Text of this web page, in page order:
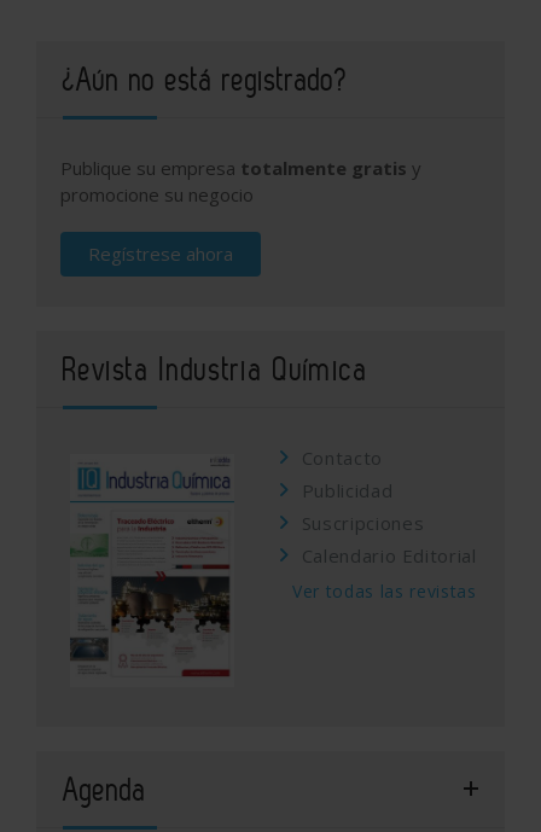
¿Aún no está registrado?
Publique su empresa totalmente gratis y
promocione su negocio
Regístrese ahora
Revista Industria Química
Contacto
Publicidad
Suscripciones
Calendario Editorial
Ver todas las revistas
Agenda